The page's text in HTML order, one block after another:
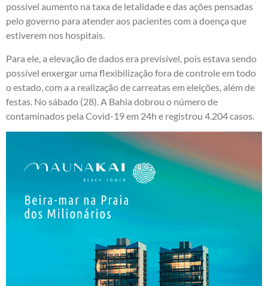
possível aumento na taxa de letalidade e das ações pensadas
pelo governo para atender aos pacientes com a doença que
estiverem nos hospitais.
Para ele, a elevação de dados era previsível, pois estava sendo
possível enxergar uma flexibilização fora de controle em todo
o estado, com a a realização de carreatas em eleições, além de
festas. No sábado (28). A Bahia dobrou o número de
contaminados pela Covid-19 em 24h e registrou 4.204 casos.